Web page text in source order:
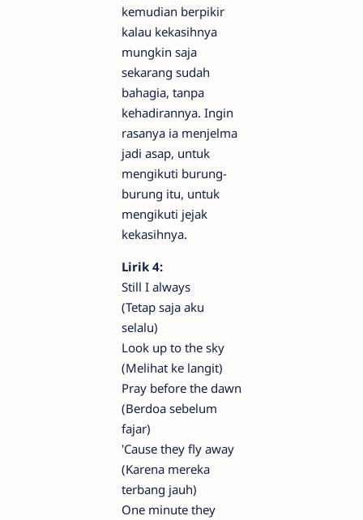
kemudian berpikir
kalau kekasihnya
mungkin saja
sekarang sudah
bahagia, tanpa
kehadirannya. Ingin
rasanya ia menjelma
jadi asap, untuk
mengikuti burung-
burung itu, untuk
mengikuti jejak
kekasihnya.
Lirik 4:
Still I always
(Tetap saja aku
selalu)
Look up to the sky
(Melihat ke langit)
Pray before the dawn
(Berdoa sebelum
fajar)
'Cause they fly away
(Karena mereka
terbang jauh)
One minute they